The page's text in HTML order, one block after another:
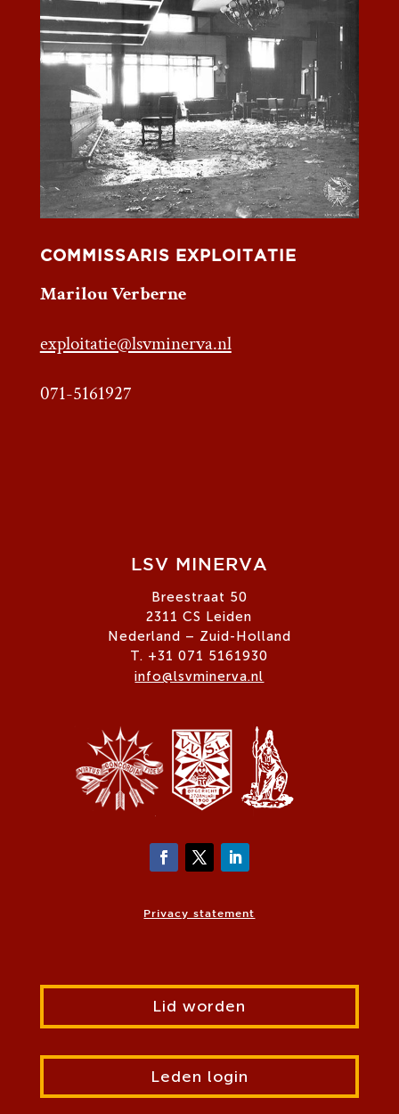
COMMISSARIS EXPLOITATIE
Marilou Verberne
exploitatie@lsvminerva.nl
071-5161927
LSV MINERVA
Breestraat 50
2311 CS Leiden
Nederland – Zuid-Holland
T. +31 071 5161930
info@lsvminerva.nl
Privacy statement
Lid worden
Leden login